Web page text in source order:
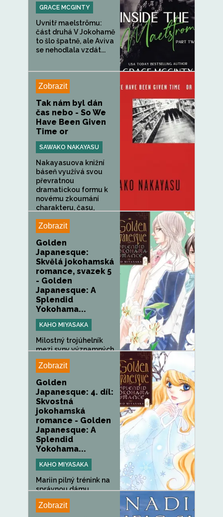
GRACE MCGINTY
Uvnitř maelströmu:
část druhá V Jokohamě
to šlo špatně, ale Aviva
se nehodlala vzdát...
Zobrazit
Tak nám byl dán
čas nebo - So We
Have Been Given
Time or
SAWAKO NAKAYASU
Nakayasuova knižní
báseň využívá svou
převratnou
dramatickou formu k
novému zkoumání
charakteru, času,
Zobrazit
Golden
Japanesque:
Skvělá jokohamská
romance, svazek 5
- Golden
Japanesque: A
Splendid
Yokohama...
KAHO MIYASAKA
Milostný trojúhelník
mezi syny významných
rodin se v...
Zobrazit
Golden
Japanesque: 4. díl:
Skvostná
jokohamská
romance - Golden
Japanesque: A
Splendid
Yokohama...
KAHO MIYASAKA
Mariin pilný trénink na
správnou dámu
přeruší...
Zobrazit